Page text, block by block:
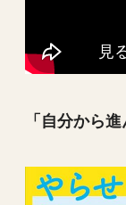
「自分から